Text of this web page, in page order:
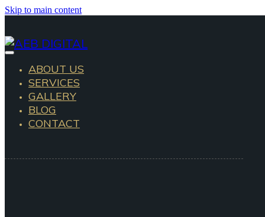
Skip to main content
ABOUT US
SERVICES
GALLERY
BLOG
CONTACT